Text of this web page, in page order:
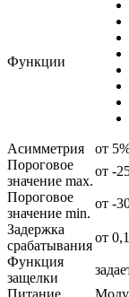
Функции
Асимметрия
от
Пороговое
значение max.
от -
Пороговое
значение min.
от -
Задержка
срабатывания
от
Функция
защелки
Питание